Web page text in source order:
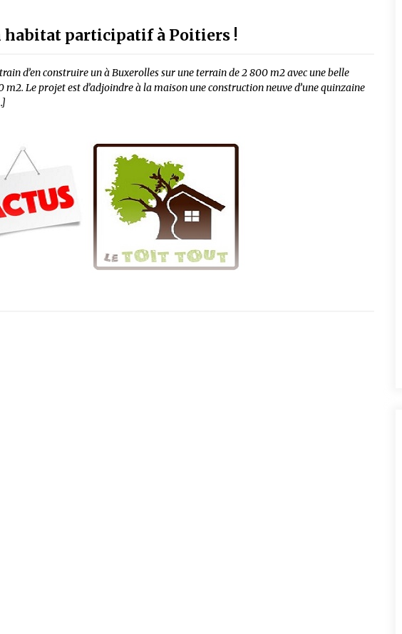
habitat participatif à Poitiers !
d’en construire un à Buxerolles sur une terrain de 2 800 m2 avec une belle
Le projet est d’adjoindre à la maison une construction neuve d’une quinzaine